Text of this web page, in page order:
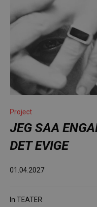
Project
JEG SAA
DET EVIGE
01.04.2027
In TEATER